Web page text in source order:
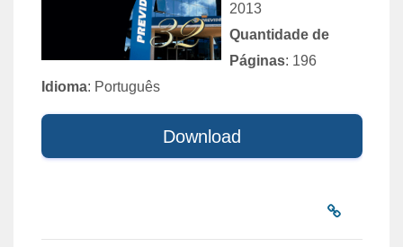
2013
Quantidade de
Páginas: 196
Idioma: Português
Download